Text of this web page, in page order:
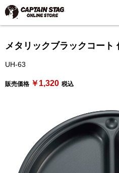
メタリックブラックコート
UH-63
販売価格 ￥1,320 税込